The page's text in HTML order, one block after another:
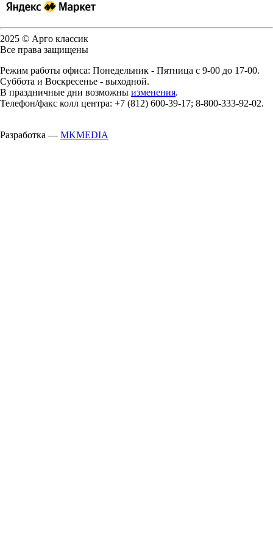
2025 © Арго классик
Все права защищены
Режим работы офиса: Понедельник - Пятница с 9-00 до 17-00.
Суббота и Воскресенье - выходной.
В праздничные дни возможны изменения.
Телефон/факс колл центра: +7 (812) 600-39-17; 8-800-333-92-02.
Разработка — MKMEDIA